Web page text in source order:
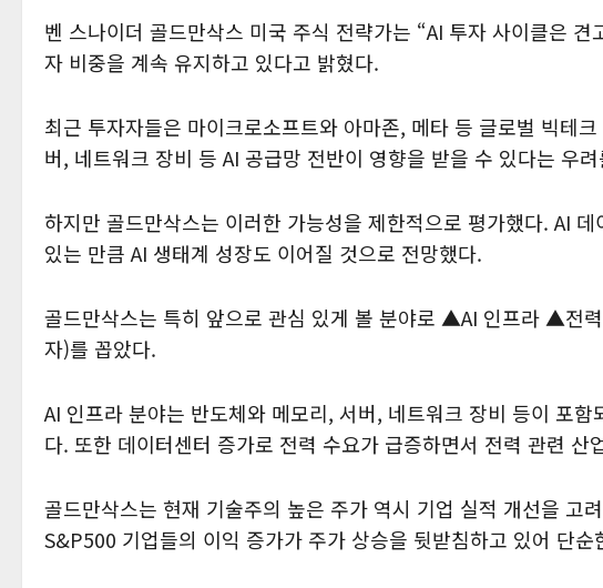
벤 스나이더 골드만삭스 미국 주식 전략가는 “AI 투자 사이클은
자 비중을 계속 유지하고 있다고 밝혔다.
최근 투자자들은 마이크로소프트와 아마존, 메타 등 글로벌 빅테
버, 네트워크 장비 등 AI 공급망 전반이 영향을 받을 수 있다는 우
하지만 골드만삭스는 이러한 가능성을 제한적으로 평가했다. AI
있는 만큼 AI 생태계 성장도 이어질 것으로 전망했다.
골드만삭스는 특히 앞으로 관심 있게 볼 분야로 ▲AI 인프라 ▲전
자)를 꼽았다.
AI 인프라 분야는 반도체와 메모리, 서버, 네트워크 장비 등이 포
다. 또한 데이터센터 증가로 전력 수요가 급증하면서 전력 관련 산
골드만삭스는 현재 기술주의 높은 주가 역시 기업 실적 개선을 고
S&P500 기업들의 이익 증가가 주가 상승을 뒷받침하고 있어 단